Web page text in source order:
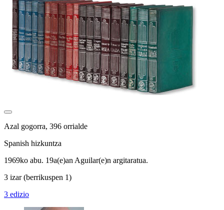
Azal gogorra, 396 orrialde
Spanish hizkuntza
1969ko abu. 19a(e)an Aguilar(e)n argitaratua.
3 izar(berrikuspen 1)
3 edizio